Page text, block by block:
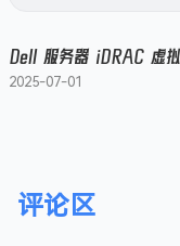
Dell 服务器 iDRAC 虚
2025-07-01
评论区